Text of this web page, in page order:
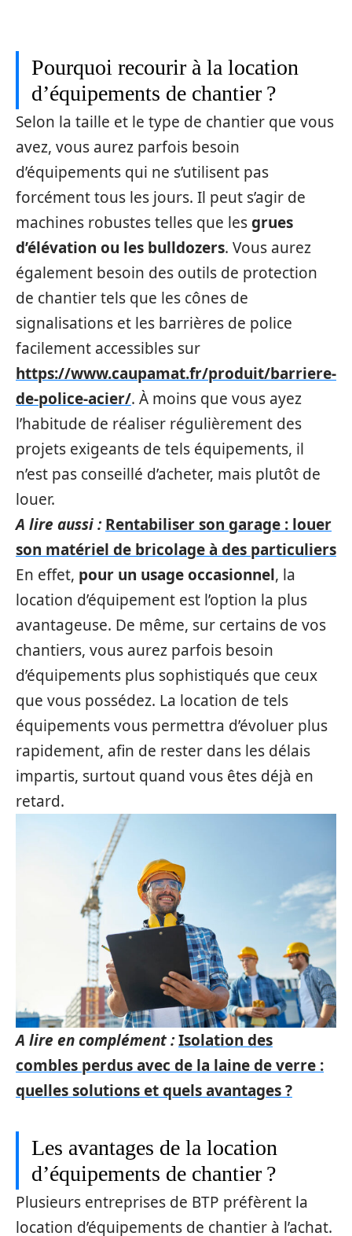
Pourquoi recourir à la location
d’équipements de chantier ?
Selon la taille et le type de chantier que vous
avez, vous aurez parfois besoin
d’équipements qui ne s’utilisent pas
forcément tous les jours. Il peut s’agir de
machines robustes telles que lesgrues
d’élévation ou les bulldozers. Vous aurez
également besoin des outils de protection
de chantier tels que les cônes de
signalisations et les barrières de police
facilement accessibles sur
https://www.caupamat.fr/produit/barriere-
de-police-acier/. À moins que vous ayez
l’habitude de réaliser régulièrement des
projets exigeants de tels équipements, il
n’est pas conseillé d’acheter, mais plutôt de
louer.
A lire aussi : Rentabiliser son garage : louer
son matériel de bricolage à des particuliers
En effet, pour un usageoccasionnel, la
location d’équipement est l’option la plus
avantageuse. De même, sur certains de vos
chantiers, vous aurez parfois besoin
d’équipements plus sophistiqués que ceux
que vous possédez. La location de tels
équipements vous permettra d’évoluer plus
rapidement, afin de rester dans les délais
impartis, surtout quand vous êtes déjà en
retard.
A lire en complément :Isolation des
combles perdus avec de la laine de verre :
quelles solutions et quels avantages ?
Les avantages de la location
d’équipements de chantier ?
Plusieurs entreprises de BTP préfèrent la
location d’équipements de chantier à l’achat.